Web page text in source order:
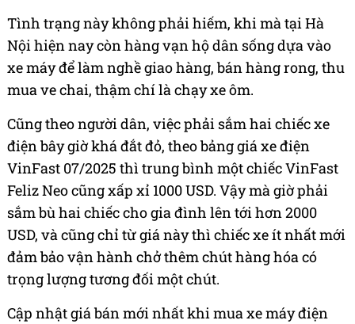
Tình trạng này không phải hiếm, khi mà tại Hà
Nội hiện nay còn hàng vạn hộ dân sống dựa vào
xe máy để làm nghề giao hàng, bán hàng rong, thu
mua ve chai, thậm chí là chạy xe ôm.
Cũng theo người dân, việc phải sắm hai chiếc xe
điện bây giờ khá đắt đỏ, theo bảng giá xe điện
VinFast 07/2025 thì trung bình một chiếc VinFast
Feliz Neo cũng xấp xỉ 1000 USD. Vậy mà giờ phải
sắm bù hai chiếc cho gia đình lên tới hơn 2000
USD, và cũng chỉ từ giá này thì chiếc xe ít nhất mới
đảm bảo vận hành chở thêm chút hàng hóa có
trọng lượng tương đối một chút.
Cập nhật giá bán mới nhất khi mua xe máy điện